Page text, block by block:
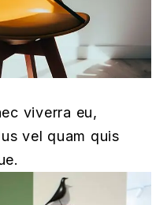
viverra eu,
vel quam quis